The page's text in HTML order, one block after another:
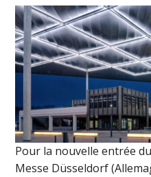
Pour la nouvelle entrée
Messe Düsseldorf